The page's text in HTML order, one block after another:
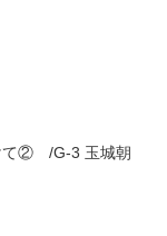
② /G-3 玉城朝